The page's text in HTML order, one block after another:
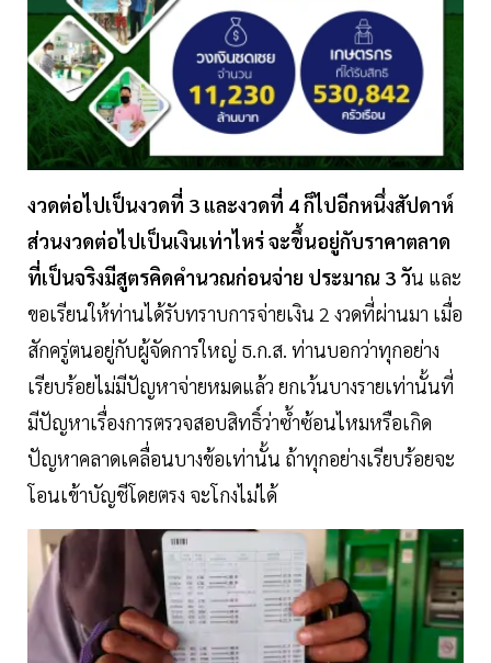
งวดต่อไปเป็นงวดที่ 3 และงวดที่ 4 ก็ไปอีกหนึ่งสัปดาห์
ส่วนงวดต่อไปเป็นเงินเท่าไหร่ จะขึ้นอยู่กับราคาตลาด
ที่เป็นจริงมีสูตรคิดคำนวณก่อนจ่าย ประมาณ 3 วัน และ
ขอเรียนให้ท่านได้รับทราบการจ่ายเงิน 2 งวดที่ผ่านมา เมื่อ
สักครู่ตนอยู่กับผู้จัดการใหญ่ ธ.ก.ส. ท่านบอกว่าทุกอย่าง
เรียบร้อยไม่มีปัญหาจ่ายหมดแล้ว ยกเว้นบางรายเท่านั้นที่
มีปัญหาเรื่องการตรวจสอบสิทธิ์ว่าซ้ำซ้อนไหมหรือเกิด
ปัญหาคลาดเคลื่อนบางข้อเท่านั้น ถ้าทุกอย่างเรียบร้อยจะ
โอนเข้าบัญชีโดยตรง จะโกงไม่ได้